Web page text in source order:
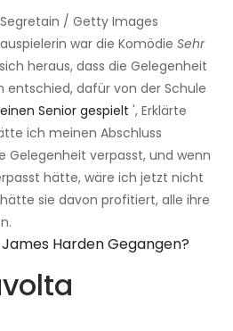
/ Getty Images
war die Komödie Sehr
heraus, dass die Gelegenheit
entschied, dafür von der Schule
Senior gespielt ', Erklärte
ich meinen Abschluss
verpasst, und wenn
hätte, wäre ich jetzt nicht
hätte sie davon profitiert, alle ihre
Harden Gegangen?